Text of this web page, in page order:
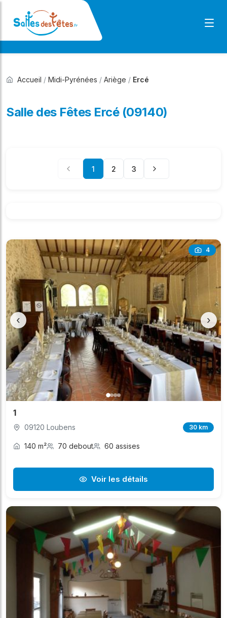
Accueil / Midi-Pyrénées / Ariège / Ercé
Salle des Fêtes Ercé (09140)
1 2 3
4
‹ ›
1
09120 Loubens 30 km
140 m² 70 debout 60 assises
Voir les détails